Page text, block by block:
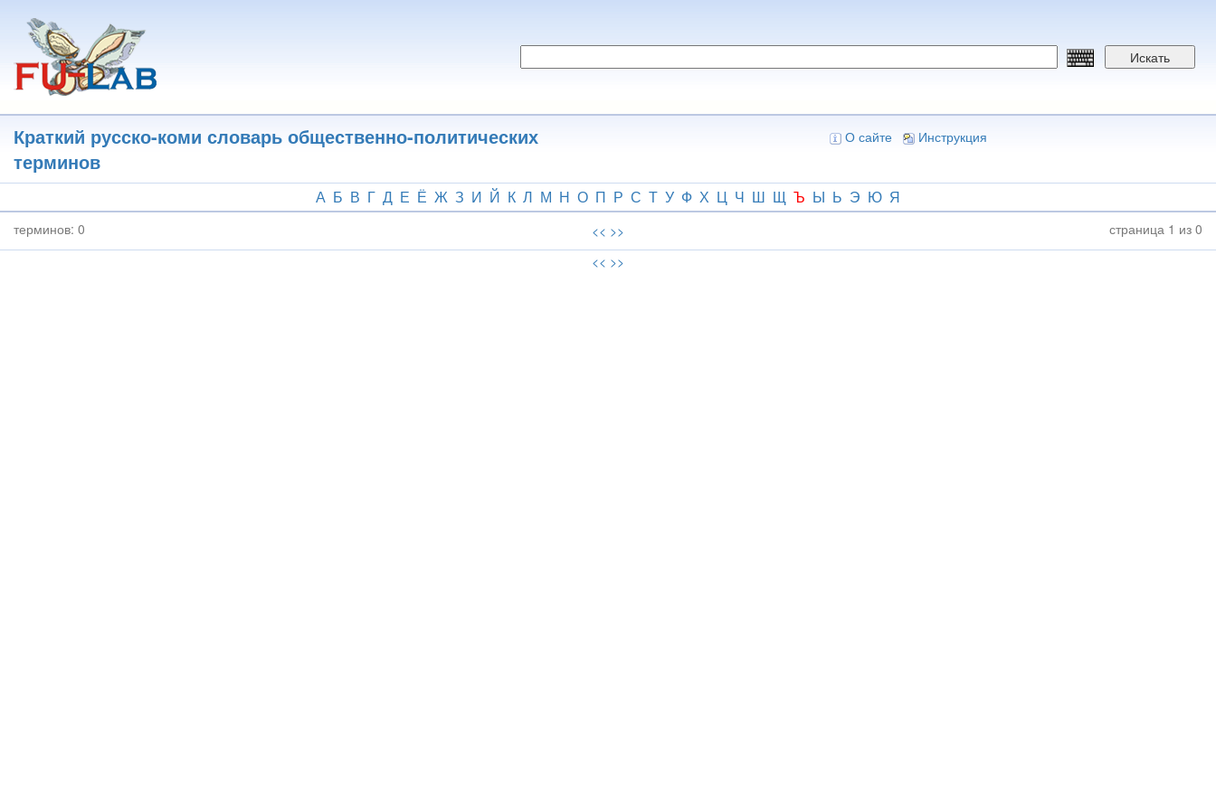
основному
содержанию
Искать
Краткий русско-коми словарь общественно-политических
терминов
О сайте Инструкция
А Б В Г Д Е Ё Ж З И Й К Л М Н О П Р С Т У Ф Х Ц Ч Ш Щ Ъ Ы Ь Э Ю Я
терминов: 0 << >>
страница 1 из 0
<< >>